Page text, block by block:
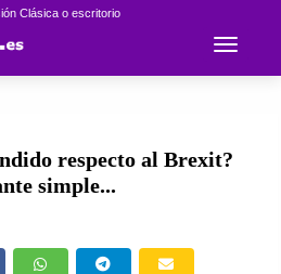
Clásica o escritorio
Toggle
respecto al Brexit?
simple...